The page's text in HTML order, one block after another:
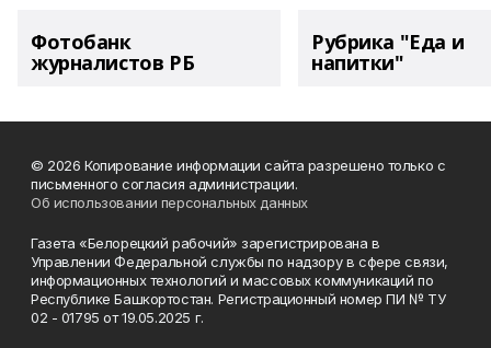
Фотобанк
журналистов РБ
Рубрика "Еда и
напитки"
© 2026 Копирование информации сайта разрешено только с
письменного согласия администрации.
Об использовании персональных данных
Газета «Белорецкий рабочий» зарегистрирована в
Управлении Федеральной службы по надзору в сфере связи,
информационных технологий и массовых коммуникаций по
Республике Башкортостан. Регистрационный номер ПИ № ТУ
02 - 01795 от 19.05.2025 г.